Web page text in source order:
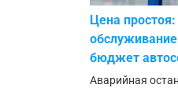
Цена
бюджет
Аварийная